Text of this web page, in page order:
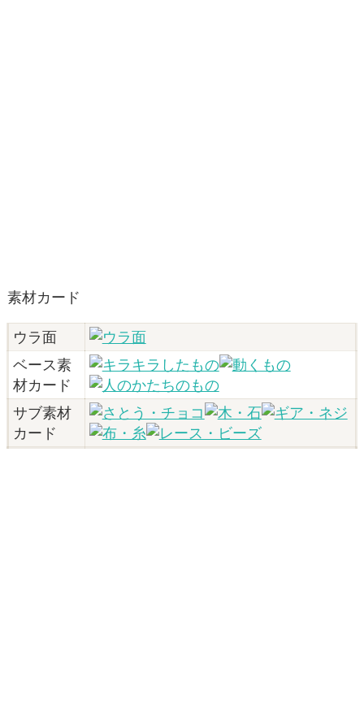
素材カード
ウラ面
ベース素
材カード
サブ素材
カード